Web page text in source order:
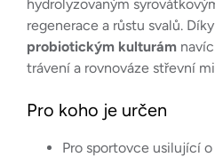
hydrolyzovaným
regenerace a růstu svalů. Díky
probiotickým kulturám
trávení a rovnováze střevní
Pro koho je určen
Pro sportovce usilující